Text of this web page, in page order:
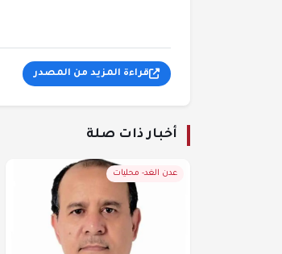
قراءة المزيد من المصدر
أخبار ذات صلة
عدن الغد- محليات